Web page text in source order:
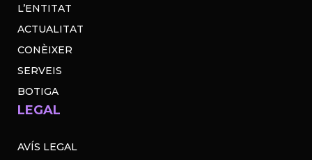
L’ENTITAT
ACTUALITAT
CONÈIXER
SERVEIS
BOTIGA
LEGAL
AVÍS LEGAL